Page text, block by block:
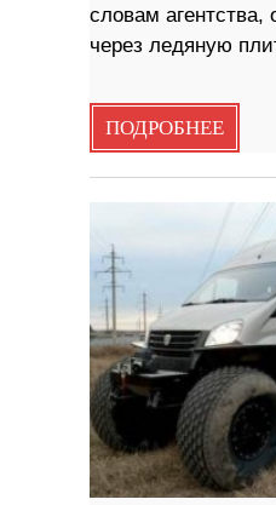
словам агентства,
через ледяную
ПОДРОБНЕЕ